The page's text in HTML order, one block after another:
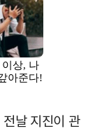
날 지진이 관